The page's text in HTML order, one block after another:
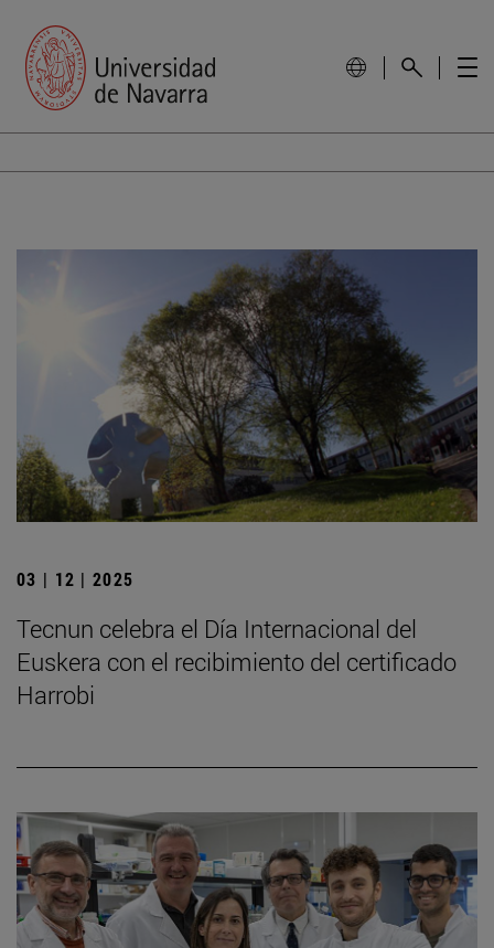
03 | 12 | 2025
Tecnun celebra el Día Internacional del
Euskera con el recibimiento del certificado
Harrobi